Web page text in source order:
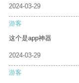
2024-03-29
游客
这个是app神器
2024-03-29
游客